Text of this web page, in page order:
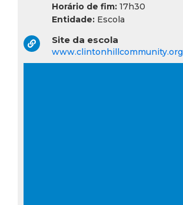
Horário de fim: 17h30
Entidade: Escola
Site da escola
www.clintonhillcommunity.org